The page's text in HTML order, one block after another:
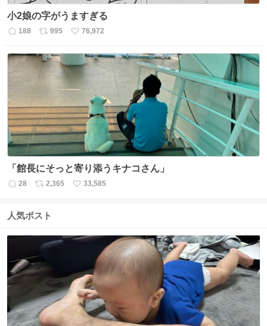
小2娘の字がうますぎる
返
数
188
リ
ス
995
い
ね
76,972
「館長にそっと寄り添うキナコさん」
返
数
28
リ
ス
2,365
い
33,585
人気ポスト